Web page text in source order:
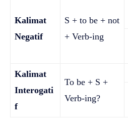
Kalimat
Negatif
S + to be + not
+ Verb-ing
Kalimat
Interogati
f
To be + S +
Verb-ing?